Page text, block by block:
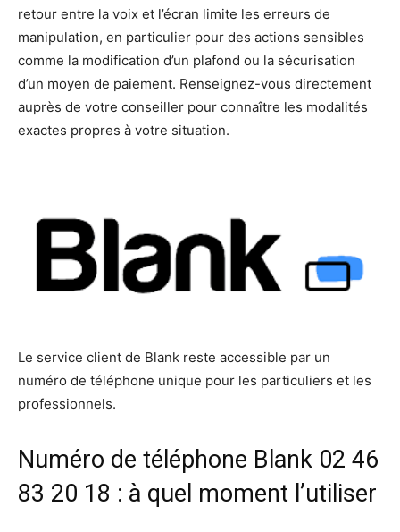
retour entre la voix et l’écran limite les erreurs de
manipulation, en particulier pour des actions sensibles
comme la modification d’un plafond ou la sécurisation
d’un moyen de paiement. Renseignez-vous directement
auprès de votre conseiller pour connaître les modalités
exactes propres à votre situation.
Le service client de Blank reste accessible par un
numéro de téléphone unique pour les particuliers et les
professionnels.
Numéro de téléphone Blank 02 46
83 20 18 : à quel moment l’utiliser